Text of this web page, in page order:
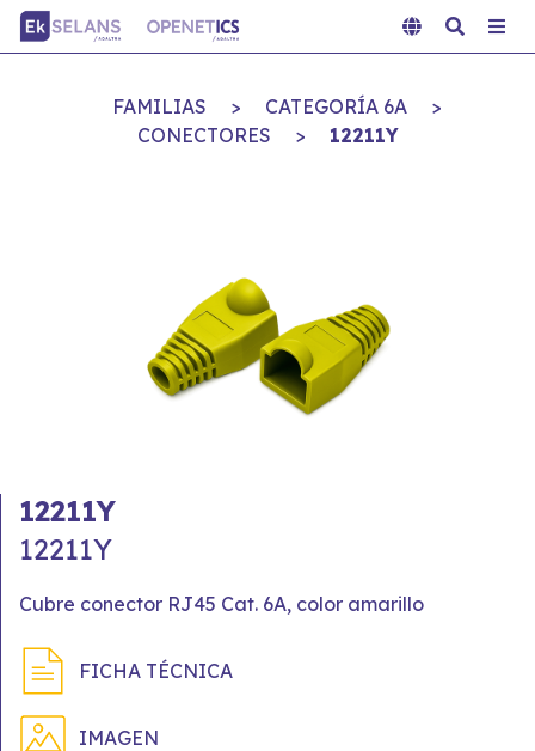
FAMILIAS > CATEGORÍA 6A
>
CONECTORES
> 12211Y
12211Y
12211Y
Cubre conector RJ45 Cat. 6A, color amarillo
FICHA TÉCNICA
IMAGEN